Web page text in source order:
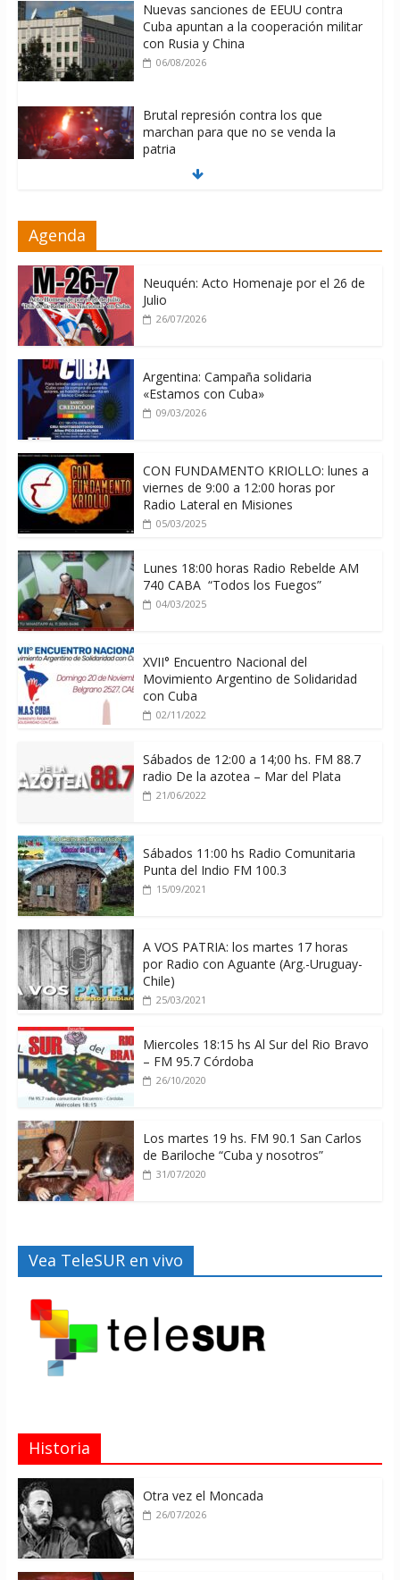
Nuevas sanciones de EEUU contra
Cuba apuntan a la cooperación militar
con Rusia y China
06/08/2026
Brutal represión contra los que
marchan para que no se venda la
patria
06/08/2026
06/08/2026
Agenda
Neuquén: Acto Homenaje por el 26 de
Julio
26/07/2026
Argentina: Campaña solidaria
«Estamos con Cuba»
09/03/2026
CON FUNDAMENTO KRIOLLO: lunes a
viernes de 9:00 a 12:00 horas por
Radio Lateral en Misiones
05/03/2025
Lunes 18:00 horas Radio Rebelde AM
740 CABA “Todos los Fuegos”
04/03/2025
XVII° Encuentro Nacional del
Movimiento Argentino de Solidaridad
con Cuba
02/11/2022
Sábados de 12:00 a 14;00 hs. FM 88.7
radio De la azotea – Mar del Plata
21/06/2022
Sábados 11:00 hs Radio Comunitaria
Punta del Indio FM 100.3
15/09/2021
A VOS PATRIA: los martes 17 horas
por Radio con Aguante (Arg.-Uruguay-
Chile)
25/03/2021
Miercoles 18:15 hs Al Sur del Rio Bravo
– FM 95.7 Córdoba
26/10/2020
Los martes 19 hs. FM 90.1 San Carlos
de Bariloche “Cuba y nosotros”
31/07/2020
Vea TeleSUR en vivo
Historia
Otra vez el Moncada
26/07/2026